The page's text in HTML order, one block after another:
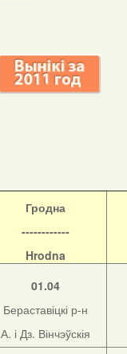
Гродна
------------
Hrodna
01.04
Бераставіцкі р-н
А. і Дз. Вінчэўскія